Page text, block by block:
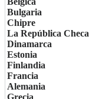
Bulgaria
Chipre
La República Checa
Dinamarca
Estonia
Finlandia
Francia
Alemania